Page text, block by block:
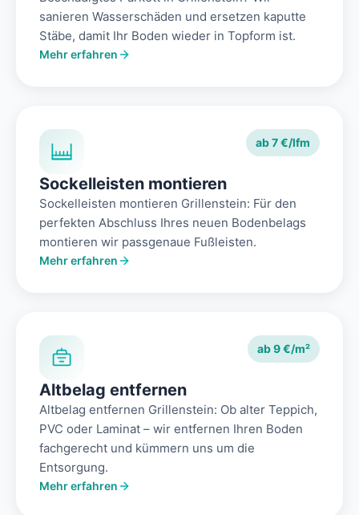
sanieren Wasserschäden und ersetzen kaputte
Stäbe, damit Ihr Boden wieder in Topform ist.
Mehr erfahren
ab 7 €/lfm
Sockelleisten montieren
Sockelleisten montieren Grillenstein: Für den
perfekten Abschluss Ihres neuen Bodenbelags
montieren wir passgenaue Fußleisten.
Mehr erfahren
ab 9 €/m²
Altbelag entfernen
Altbelag entfernen Grillenstein: Ob alter Teppich,
PVC oder Laminat – wir entfernen Ihren Boden
fachgerecht und kümmern uns um die
Entsorgung.
Mehr erfahren